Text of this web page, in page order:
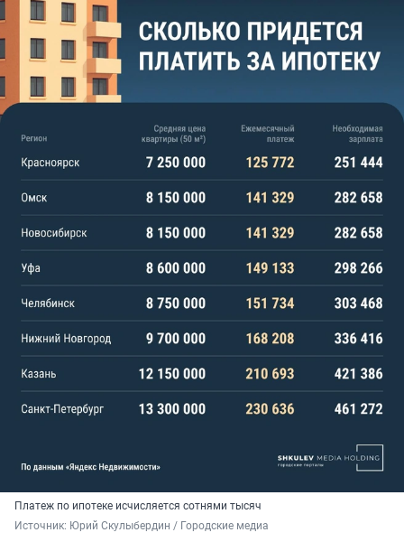
Платеж по ипотеке исчисляется сотнями тысяч
Источник: Юрий Скулыбердин / Городские медиа